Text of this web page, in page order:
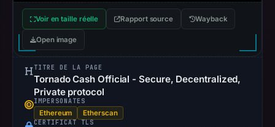
capture
but
capture
timestamp
Voir en taille réelle Rapport source Wayback
Open image
TITRE DE LA PAGE
Tornado Cash Official - Secure, Decentralized,
Private protocol
IMPERSONATES
Ethereum Etherscan
CERTIFICAT TLS